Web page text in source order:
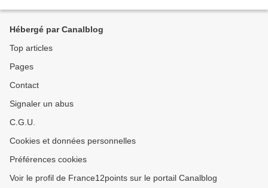
Hébergé par Canalblog
Top articles
Pages
Contact
Signaler un abus
C.G.U.
Cookies et données personnelles
Préférences cookies
Voir le profil de France12points sur le portail Canalblog